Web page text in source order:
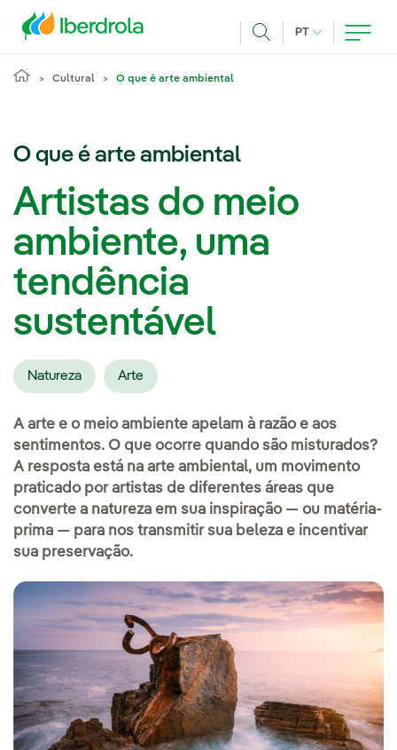
PT IDIOMA ATUAL,
Cultural O que é arte ambiental
O que é arte ambiental
Artistas do meio
ambiente, uma
tendência
sustentável
Natureza Arte
A arte e o meio ambiente apelam à razão e aos
sentimentos. O que ocorre quando são misturados?
A resposta está na arte ambiental, um movimento
praticado por artistas de diferentes áreas que
converte a natureza em sua inspiração — ou matéria-
prima — para nos transmitir sua beleza e incentivar
sua preservação.